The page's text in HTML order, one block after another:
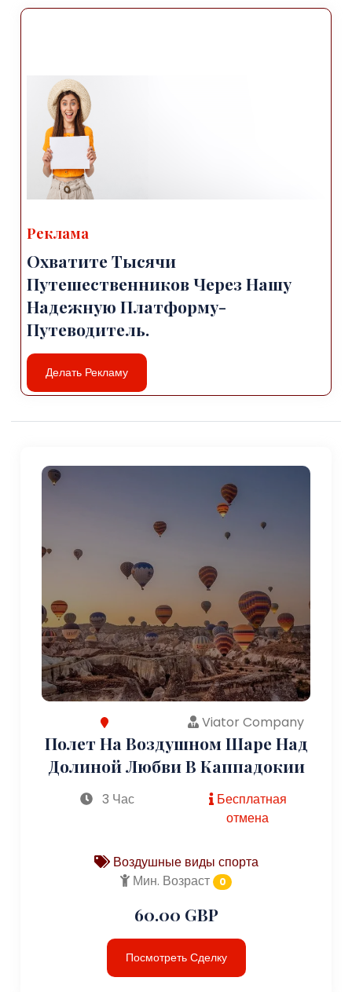
Реклама
Охватите Тысячи
Путешественников Через Нашу
Надежную Платформу-
Путеводитель.
Делать Рекламу
Viator Company
Полет На Воздушном Шаре Над
Долиной Любви В Каппадокии
3 Час
Бесплатная
отмена
Воздушные виды спорта
Мин. Возраст
0
60.00 GBP
Посмотреть Сделку